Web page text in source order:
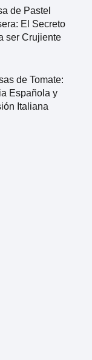
de Pastel
El Secreto
ser Crujiente
de Tomate:
Española y
Italiana